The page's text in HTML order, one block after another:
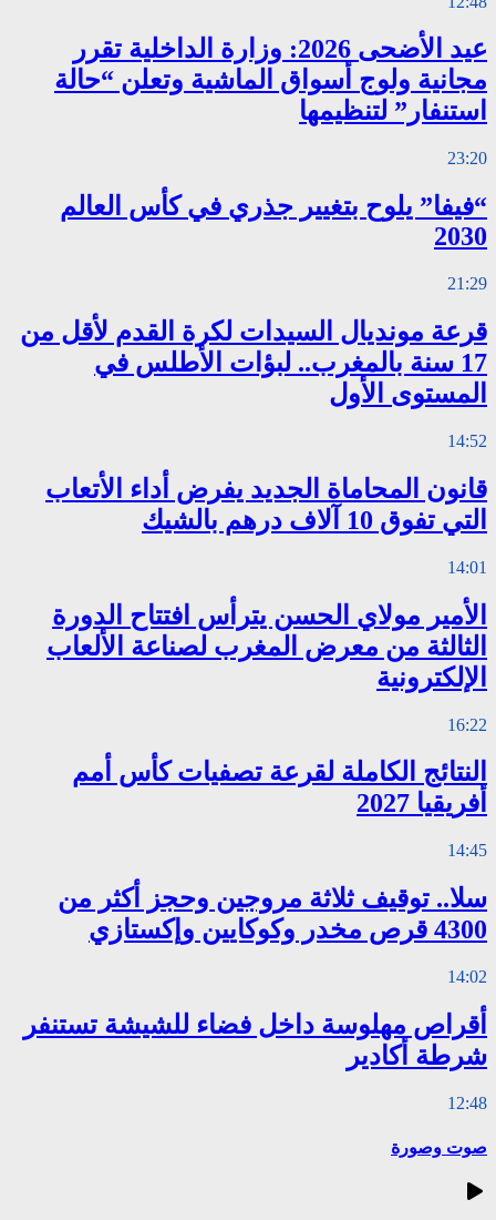
عيد الأضحى 2026: وزارة الداخلية تقرر
مجانية ولوج أسواق الماشية وتعلن “حالة
استنفار” لتنظيمها
23:20
“فيفا” يلوح بتغيير جذري في كأس العالم
2030
21:29
قرعة مونديال السيدات لكرة القدم لأقل من
17 سنة بالمغرب.. لبؤات الأطلس في
المستوى الأول
14:52
قانون المحاماة الجديد يفرض أداء الأتعاب
التي تفوق 10 آلاف درهم بالشيك
14:01
الأمير مولاي الحسن يترأس افتتاح الدورة
الثالثة من معرض المغرب لصناعة الألعاب
الإلكترونية
16:22
النتائج الكاملة لقرعة تصفيات كأس أمم
أفريقيا 2027
14:45
سلا.. توقيف ثلاثة مروجين وحجز أكثر من
4300 قرص مخدر وكوكايين وإكستازي
14:02
أقراص مهلوسة داخل فضاء للشيشة تستنفر
شرطة أكادير
12:48
صوت وصورة